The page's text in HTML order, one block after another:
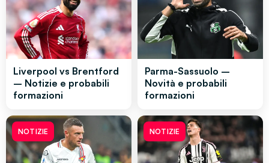
Liverpool vs Brentford
– Notizie e probabili
formazioni
Parma-Sassuolo –
Novità e probabili
formazioni
NOTIZIE NOTIZIE